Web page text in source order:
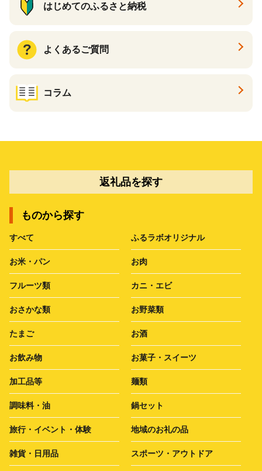
はじめてのふるさと納税
よくあるご質問
コラム
返礼品を探す
ものから探す
すべて ふるラボオリジナル
お米・パン お肉
フルーツ類 カニ・エビ
おさかな類 お野菜類
たまご お酒
お飲み物 お菓子・スイーツ
加工品等 麺類
調味料・油 鍋セット
旅行・イベント・体験 地域のお礼の品
雑貨・日用品 スポーツ・アウトドア